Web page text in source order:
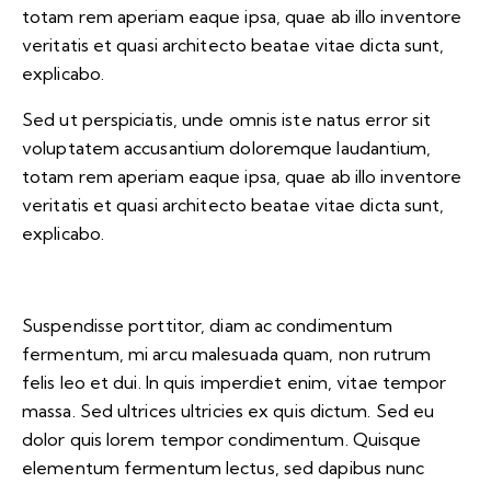
totam rem aperiam eaque ipsa, quae ab illo inventore
veritatis et quasi architecto beatae vitae dicta sunt,
explicabo.
Sed ut perspiciatis, unde omnis iste natus error sit
voluptatem accusantium doloremque laudantium,
totam rem aperiam eaque ipsa, quae ab illo inventore
veritatis et quasi architecto beatae vitae dicta sunt,
explicabo.
Suspendisse porttitor, diam ac condimentum
fermentum, mi arcu malesuada quam, non rutrum
felis leo et dui. In quis imperdiet enim, vitae tempor
massa. Sed ultrices ultricies ex quis dictum. Sed eu
dolor quis lorem tempor condimentum. Quisque
elementum fermentum lectus, sed dapibus nunc